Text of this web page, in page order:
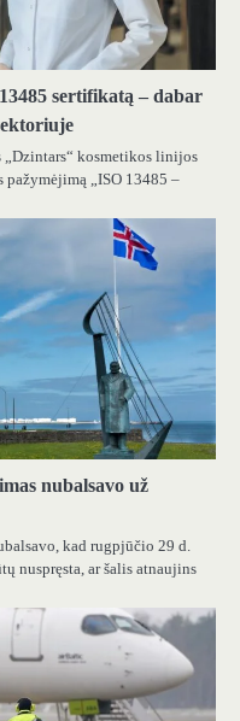
sertifikatą – dabar
kosmetikos linijos
pažymėjimą „ISO 13485 –
nubalsavo už
kad rugpjūčio 29 d.
nuspręsta, ar šalis atnaujins